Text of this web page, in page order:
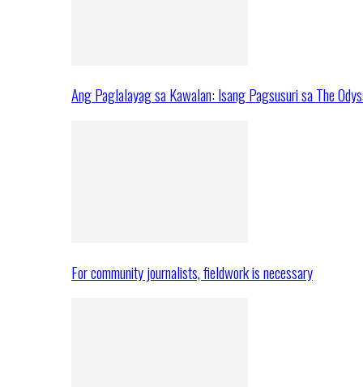
Ang Paglalayag sa Kawalan: Isang Pagsusuri sa The
For community journalists, fieldwork is necessary